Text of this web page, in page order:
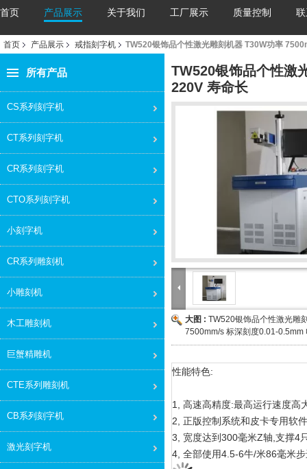
首页 产品展示 关于我们 工厂展示 质量控制
首页 产品展示 戒指刻字机 TW520银饰品个性激光雕刻机器 T30W功率
所有产品
CS系列刻字机
CT系列刻字机
CR系列刻字机
CTO系列刻字机
小刻字机
CR系列雕刻机
小雕刻机
木工雕刻机
巨蟹精雕机
CTE系列雕刻机
CB系列刻字机
激光刻字机
TW520银饰品个性激
220V 寿命长
大图 : TW520银饰品个性激光雕
7500mm/s 标深刻度0.01-0.5mm
性能特色:
1, 高速高精度:最高运行速度高
2, 正版控制系统和皮卡专用软
3, 宽度达到300毫米Z轴,支撑4
4, 全部使用4.5-6牛/米86毫米